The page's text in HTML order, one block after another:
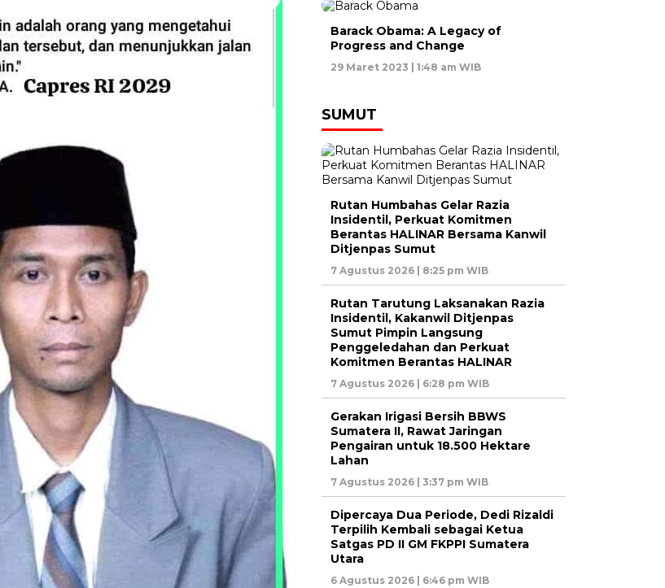
Barack Obama: A Legacy of
Progress and Change
29 Maret 2023 | 1:48 am WIB
SUMUT
Rutan Humbahas Gelar Razia
Insidentil, Perkuat Komitmen
Berantas HALINAR Bersama Kanwil
Ditjenpas Sumut
7 Agustus 2026 | 8:25 pm WIB
Rutan Tarutung Laksanakan Razia
Insidentil, Kakanwil Ditjenpas
Sumut Pimpin Langsung
Penggeledahan dan Perkuat
Komitmen Berantas HALINAR
7 Agustus 2026 | 6:28 pm WIB
Gerakan Irigasi Bersih BBWS
Sumatera II, Rawat Jaringan
Pengairan untuk 18.500 Hektare
Lahan
7 Agustus 2026 | 3:37 pm WIB
Dipercaya Dua Periode, Dedi Rizaldi
Terpilih Kembali sebagai Ketua
Satgas PD II GM FKPPI Sumatera
Utara
6 Agustus 2026 | 6:46 pm WIB